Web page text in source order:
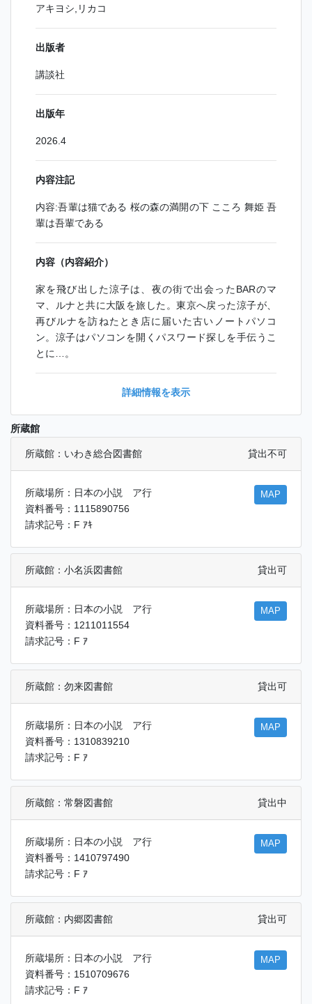
アキヨシ,リカコ
出版者
講談社
出版年
2026.4
内容注記
内容:吾輩は猫である 桜の森の満開の下 こころ 舞姫 吾
輩は吾輩である
内容（内容紹介）
家を飛び出した涼子は、夜の街で出会ったBARのマ
マ、ルナと共に大阪を旅した。東京へ戻った涼子が、
再びルナを訪ねたとき店に届いた古いノートパソコ
ン。涼子はパソコンを開くパスワード探しを手伝うこ
とに…。
詳細情報を表示
所蔵館
所蔵館：いわき総合図書館 貸出不可
所蔵場所：日本の小説 ア行
資料番号：1115890756
請求記号：F ｱｷ
MAP
所蔵館：小名浜図書館 貸出可
所蔵場所：日本の小説 ア行
資料番号：1211011554
請求記号：F ｱ
MAP
所蔵館：勿来図書館 貸出可
所蔵場所：日本の小説 ア行
資料番号：1310839210
請求記号：F ｱ
MAP
所蔵館：常磐図書館 貸出中
所蔵場所：日本の小説 ア行
資料番号：1410797490
請求記号：F ｱ
MAP
所蔵館：内郷図書館 貸出可
所蔵場所：日本の小説 ア行
資料番号：1510709676
請求記号：F ｱ
MAP